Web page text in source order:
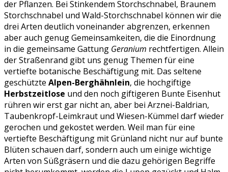
der Pflanzen. Bei Stinkendem Storchschnabel, Braunem
Storchschnabel und Wald-Storchschnabel können wir die
drei Arten deutlich voneinander abgrenzen, erkennen
aber auch genug Gemeinsamkeiten, die die Einordnung
in die gemeinsame Gattung Geranium rechtfertigen. Allein
der Straßenrand gibt uns genug Themen für eine
vertiefte botanische Beschäftigung mit. Das seltene
geschützte Alpen-Berghähnlein, die hochgiftige
Herbstzeitlose und den noch giftigeren Bunte Eisenhut
rühren wir erst gar nicht an, aber bei Arznei-Baldrian,
Taubenkropf-Leimkraut und Wiesen-Kümmel darf wieder
gerochen und gekostet werden. Weil man für eine
vertiefte Beschäftigung mit Grünland nicht nur auf bunte
Blüten schauen darf, sondern auch um einige wichtige
Arten von Süßgräsern und die dazu gehörigen Begriffe